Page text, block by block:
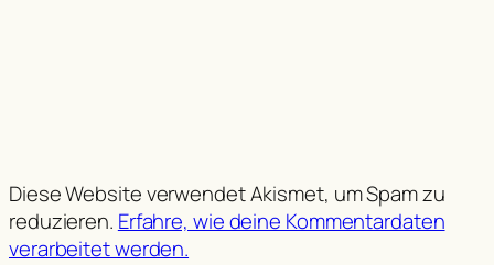
Diese Website verwendet Akismet, um Spam zu
reduzieren. Erfahre, wie deine Kommentardaten
verarbeitet werden.